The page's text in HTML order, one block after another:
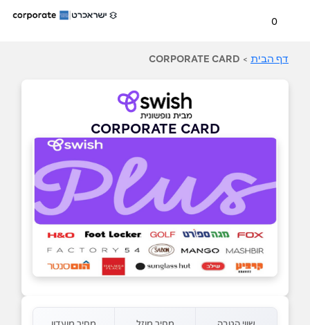
0
דף הבית >
CORPORATE CARD
CORPORATE CARD